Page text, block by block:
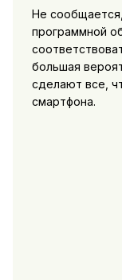
Не
программной
большая
сделают все,
смартфона.